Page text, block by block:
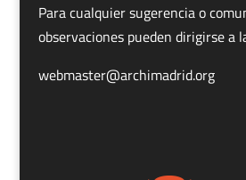
Para cualquier sugerencia o
observaciones pueden dirigirse a
webmaster@archimadrid.org